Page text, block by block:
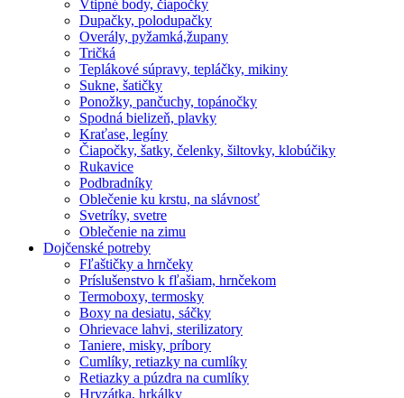
Vtipné body, čiapočky
Dupačky, polodupačky
Overály, pyžamká,župany
Tričká
Teplákové súpravy, tepláčky, mikiny
Sukne, šatičky
Ponožky, pančuchy, topánočky
Spodná bielizeň, plavky
Kraťase, legíny
Čiapočky, šatky, čelenky, šiltovky, klobúčiky
Rukavice
Podbradníky
Oblečenie ku krstu, na slávnosť
Svetríky, svetre
Oblečenie na zimu
Dojčenské potreby
Fľaštičky a hrnčeky
Príslušenstvo k fľašiam, hrnčekom
Termoboxy, termosky
Boxy na desiatu, sáčky
Ohrievace lahvi, sterilizatory
Taniere, misky, príbory
Cumlíky, retiazky na cumlíky
Retiazky a púzdra na cumlíky
Hryzátka, hrkálky